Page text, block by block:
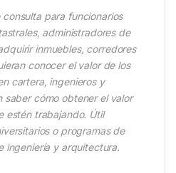
para funcionarios
administradores de
inmuebles, corredores
conocer el valor de los
cartera, ingenieros y
saber cómo obtener el valor
estén trabajando. Útil
o programas de
ingeniería y arquitectura.